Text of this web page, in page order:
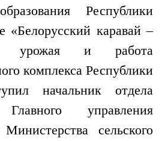
Республики
«Белорусский каравай –
урожая и работа
комплекса Республики
начальник отдела
Главного управления
Министерства сельского